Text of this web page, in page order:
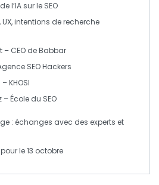
l’IA sur le SEO
,UX, intentions de recherche
– CEO de Babbar
SEO Hackers
KHOSI
École du SEO
: échanges avec des experts et
le 13 octobre